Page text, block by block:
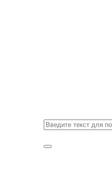
Search
for:
Search